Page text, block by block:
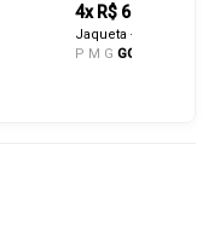
4x R$ 61,23
Jaqueta - Preto
P M G GG